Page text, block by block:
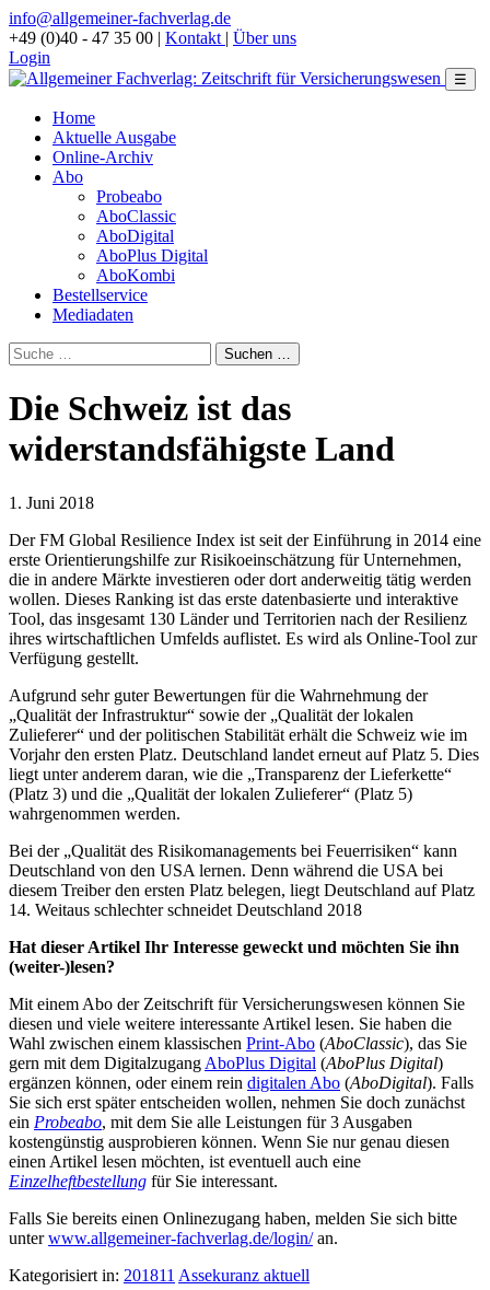
info@allgemeiner-fachverlag.de
+49 (0)40 - 47 35 00 | Kontakt | Über uns
Login
☰
Home
Aktuelle Ausgabe
Online-Archiv
Abo
Probeabo
AboClassic
AboDigital
AboPlus Digital
AboKombi
Bestellservice
Mediadaten
Die Schweiz ist das
widerstandsfähigste Land
1. Juni 2018
Der FM Global Resilience Index ist seit der Einführung in 2014 eine
erste Orientierungshilfe zur Risikoeinschätzung für Unternehmen,
die in andere Märkte investieren oder dort anderweitig tätig werden
wollen. Dieses Ranking ist das erste datenbasierte und interaktive
Tool, das insgesamt 130 Länder und Territorien nach der Resilienz
ihres wirtschaftlichen Umfelds auflistet. Es wird als Online-Tool zur
Verfügung gestellt.
Aufgrund sehr guter Bewertungen für die Wahrnehmung der
„Qualität der Infrastruktur“ sowie der „Qualität der lokalen
Zulieferer“ und der politischen Stabilität erhält die Schweiz wie im
Vorjahr den ersten Platz. Deutschland landet erneut auf Platz 5. Dies
liegt unter anderem daran, wie die „Transparenz der Lieferkette“
(Platz 3) und die „Qualität der lokalen Zulieferer“ (Platz 5)
wahrgenommen werden.
Bei der „Qualität des Risikomanagements bei Feuerrisiken“ kann
Deutschland von den USA lernen. Denn während die USA bei
diesem Treiber den ersten Platz belegen, liegt Deutschland auf Platz
14. Weitaus schlechter schneidet Deutschland 2018
Hat dieser Artikel Ihr Interesse geweckt und möchten Sie ihn
(weiter-)lesen?
Mit einem Abo der Zeitschrift für Versicherungswesen können Sie
diesen und viele weitere interessante Artikel lesen. Sie haben die
Wahl zwischen einem klassischen Print-Abo (AboClassic), das Sie
gern mit dem Digitalzugang AboPlus Digital (AboPlus Digital)
ergänzen können, oder einem rein digitalen Abo (AboDigital). Falls
Sie sich erst später entscheiden wollen, nehmen Sie doch zunächst
ein Probeabo, mit dem Sie alle Leistungen für 3 Ausgaben
kostengünstig ausprobieren können. Wenn Sie nur genau diesen
einen Artikel lesen möchten, ist eventuell auch eine
Einzelheftbestellung für Sie interessant.
Falls Sie bereits einen Onlinezugang haben, melden Sie sich bitte
unterwww.allgemeiner-fachverlag.de/login/an.
Kategorisiert in: 201811 Assekuranz aktuell